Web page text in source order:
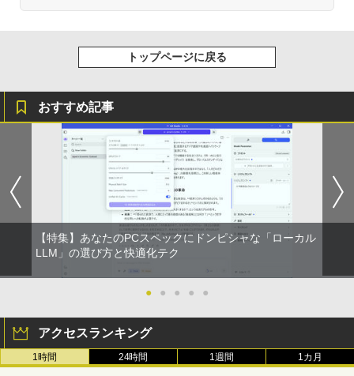
トップページに戻る
おすすめ記事
【特集】あなたのPCスペックにドンピシャな「ローカル
LLM」の選び方と快適化テク
● ● ● ● ●
アクセスランキング
1時間 24時間 1週間 1カ月